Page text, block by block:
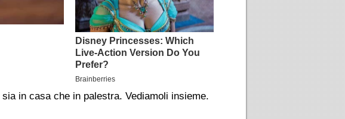
sia in casa che in palestra. Vediamoli insieme.